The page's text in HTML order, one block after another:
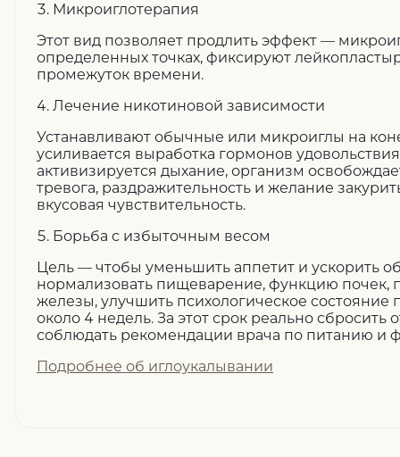
3. Микроиглотерапия
Этот вид позволяет продлить эффект —
определенных точках, фиксируют
промежуток времени.
4. Лечение никотиновой зависимости
Устанавливают обычные или микроиглы на
усиливается выработка гормонов
активизируется дыхание, организм
тревога, раздражительность и желание
вкусовая чувствительность.
5. Борьба с избыточным весом
Цель — чтобы уменьшить аппетит и ускорить
нормализовать пищеварение, функцию почек,
железы, улучшить психологическое состояние
около 4 недель. За этот срок реально сбросить
соблюдать рекомендации врача по питанию и
Подробнее об иглоукалывании